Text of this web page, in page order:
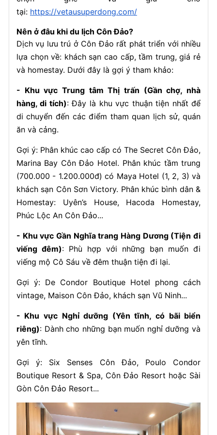
tại: https://vetausuperdong.com/
Nên ở đâu khi du lịch Côn Đảo?
Dịch vụ lưu trú ở Côn Đảo rất phát triển với nhiều
lựa chọn về: khách sạn cao cấp, tầm trung, giá rẻ
và homestay. Dưới đây là gợi ý tham khảo:
- Khu vực Trung tâm Thị trấn (Gần chợ, nhà
hàng, di tích): Đây là khu vực thuận tiện nhất để
di chuyển đến các điểm tham quan lịch sử, quán
ăn và cảng.
Gợi ý: Phân khúc cao cấp có The Secret Côn Đảo,
Marina Bay Côn Đảo Hotel. Phân khúc tầm trung
(700.000 - 1.200.000đ) có Maya Hotel (1, 2, 3) và
khách sạn Côn Sơn Victory. Phân khúc bình dân &
Homestay: Uyên’s House, Hacoda Homestay,
Phúc Lộc An Côn Đảo...
- Khu vực Gần Nghĩa trang Hàng Dương (Tiện đi
viếng đêm): Phù hợp với những bạn muốn đi
viếng mộ Cô Sáu về đêm thuận tiện đi lại.
Gợi ý: De Condor Boutique Hotel phong cách
vintage, Maison Côn Đảo, khách sạn Vũ Ninh...
- Khu vực Nghỉ dưỡng (Yên tĩnh, có bãi biển
riêng): Dành cho những bạn muốn nghỉ dưỡng và
yên tĩnh.
Gợi ý: Six Senses Côn Đảo, Poulo Condor
Boutique Resort & Spa, Côn Đảo Resort hoặc Sài
Gòn Côn Đảo Resort...